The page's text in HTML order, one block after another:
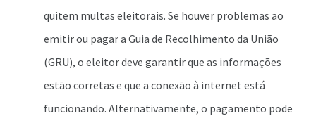
quitem multas eleitorais. Se houver problemas ao
emitir ou pagar a Guia de Recolhimento da União
(GRU), o eleitor deve garantir que as informações
estão corretas e que a conexão à internet está
funcionando. Alternativamente, o pagamento pode